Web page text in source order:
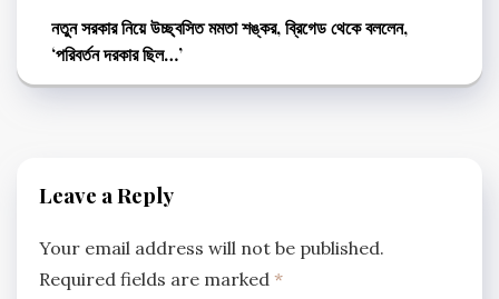
নতুন সরকার নিয়ে উচ্ছ্বসিত মমতা শঙ্কর, ব্রিগেড থেকে বললেন,
‘পরিবর্তন দরকার ছিল…’
Leave a Reply
Your email address will not be published.
Required fields are marked *